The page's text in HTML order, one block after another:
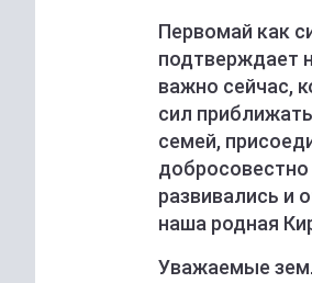
Первомай как
подтверждает
важно сейчас,
сил
семей,
развивались и
наша родная
Уважаемые